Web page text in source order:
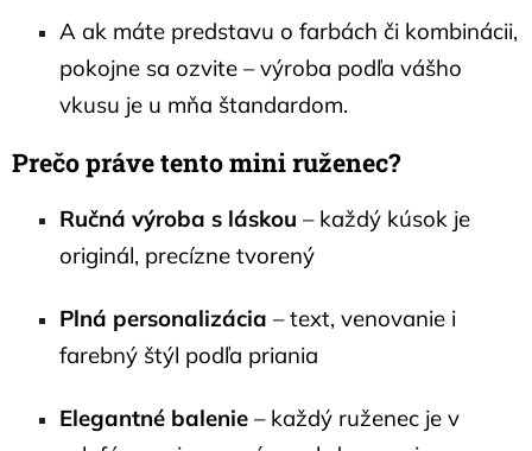
A ak máte predstavu o farbách či kombinácii,
pokojne sa ozvite – výroba podľa vášho
vkusu je u mňa štandardom.
Prečo práve tento mini ruženec?
Ručná výroba s láskou – každý kúsok je
originál, precízne tvorený
Plná personalizácia – text, venovanie i
farebný štýl podľa priania
Elegantné balenie – každý ruženec je v